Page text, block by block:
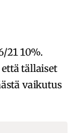
21 10%.
että tällaiset
vaikutus